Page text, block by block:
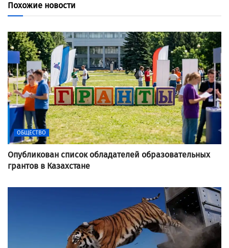
Похожие новости
ОБЩЕСТВО
Опубликован список обладателей образовательных
грантов в Казахстане